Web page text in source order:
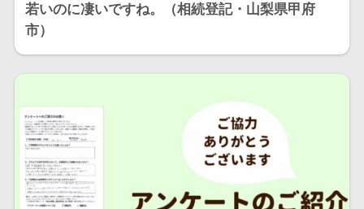
若いのに凄いですね。（相続登記・山梨県甲府
市）